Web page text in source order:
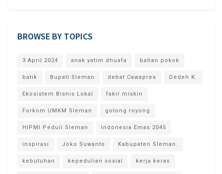
BROWSE BY TOPICS
3 April 2024 anak yatim dhuafa bahan pokok
batik Bupati Sleman debat Cawapres Dedeh K.
Ekosistem Bisnis Lokal fakir miskin
Forkom UMKM Sleman gotong royong
HIPMI Peduli Sleman Indonesia Emas 2045
inspirasi Joko Suwanto Kabupaten Sleman.
kebutuhan kepedulian sosial kerja keras